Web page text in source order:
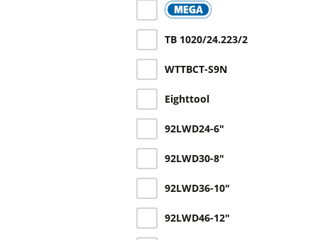
TB 1020/24.223/2
WTTBCT-S9N
Eighttool
92LWD24-6"
92LWD30-8"
92LWD36-10"
92LWD46-12"